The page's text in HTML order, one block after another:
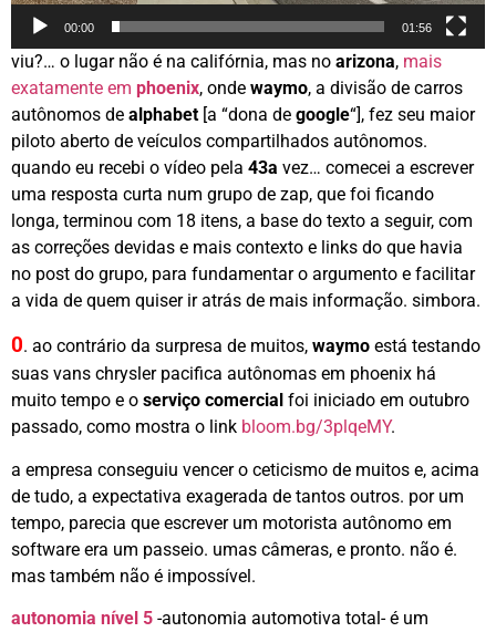
00:00 01:56
viu?… o lugar não é na califórnia, mas no arizona, mais
exatamente em phoenix, onde waymo, a divisão de carros
autônomos de alphabet [a “dona de google“], fez seu maior
piloto aberto de veículos compartilhados autônomos.
quando eu recebi o vídeo pela 43a vez… comecei a escrever
uma resposta curta num grupo de zap, que foi ficando
longa, terminou com 18 itens, a base do texto a seguir, com
as correções devidas e mais contexto e links do que havia
no post do grupo, para fundamentar o argumento e facilitar
a vida de quem quiser ir atrás de mais informação. simbora.
0. ao contrário da surpresa de muitos, waymo está testando
suas vans chrysler pacifica autônomas em phoenix há
muito tempo e o serviço comercial foi iniciado em outubro
passado, como mostra o link bloom.bg/3plqeMY.
a empresa conseguiu vencer o ceticismo de muitos e, acima
de tudo, a expectativa exagerada de tantos outros. por um
tempo, parecia que escrever um motorista autônomo em
software era um passeio. umas câmeras, e pronto. não é.
mas também não é impossível.
autonomia nível 5 -autonomia automotiva total- é um